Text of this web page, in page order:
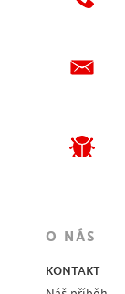
O NÁS
KONTAKT